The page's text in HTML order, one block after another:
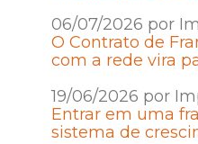
06/07/2026 por
O Contrato de
com a rede vira
19/06/2026 por
Entrar em uma
sistema de